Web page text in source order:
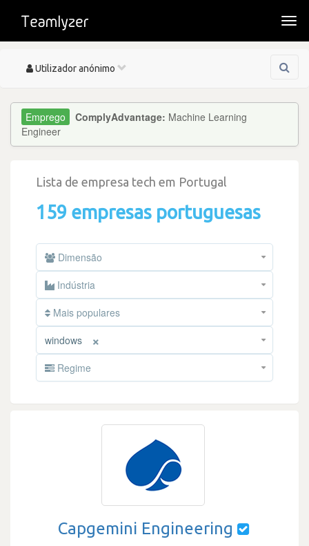
Toggle
Utilizador anónimo
ComplyAdvantage: Machine Learning
Engineer
Lista de empresa tech em Portugal
159 empresas portuguesas
Dimensão
Indústria
Mais populares
×
windows
Regime
Capgemini Engineering